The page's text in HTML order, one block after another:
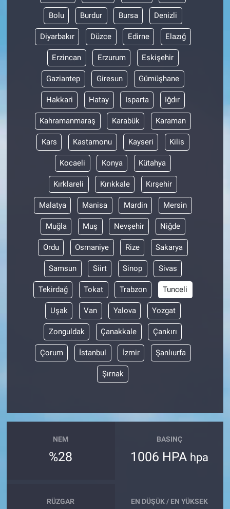
Bolu Burdur Bursa Denizli
Diyarbakır Düzce Edirne Elazığ
Erzincan Erzurum Eskişehir
Gaziantep Giresun Gümüşhane
Hakkari Hatay Isparta Iğdır
Kahramanmaraş Karabük Karaman
Kars Kastamonu Kayseri Kilis
Kocaeli Konya Kütahya
Kırklareli Kırıkkale Kırşehir
Malatya Manisa Mardin Mersin
Muğla Muş Nevşehir Niğde
Ordu Osmaniye Rize Sakarya
Samsun Siirt Sinop Sivas
Tekirdağ Tokat Trabzon Tunceli
Uşak Van Yalova Yozgat
Zonguldak Çanakkale Çankırı
Çorum İstanbul İzmir Şanlıurfa
Şırnak
NEM
%28
BASINÇ
1006 HPA hpa
RÜZGAR EN DÜŞÜK / EN YÜKSEK